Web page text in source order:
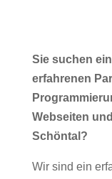
Sie suchen
erfahrenen
Webseiten
Schöntal?
Wir sind ein